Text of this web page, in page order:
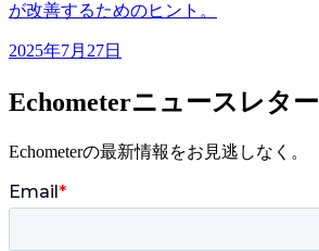
が改善するためのヒント。
2025年7月27日
Echometerニュースレター
Echometerの最新情報をお見逃しなく。